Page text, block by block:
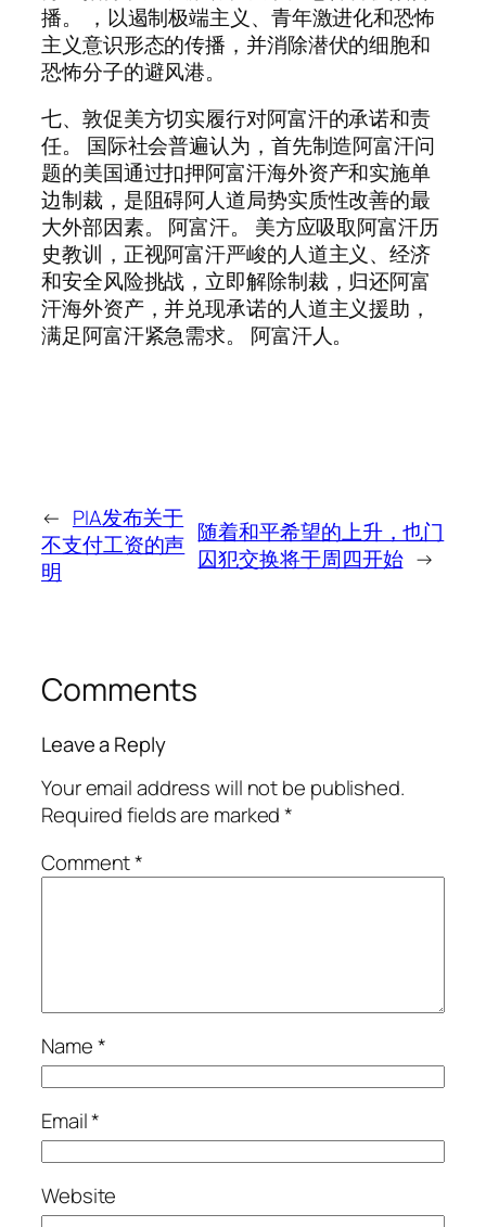
播。 ，以遏制极端主义、青年激进化和恐怖
主义意识形态的传播，并消除潜伏的细胞和
恐怖分子的避风港。
七、敦促美方切实履行对阿富汗的承诺和责
任。 国际社会普遍认为，首先制造阿富汗问
题的美国通过扣押阿富汗海外资产和实施单
边制裁，是阻碍阿人道局势实质性改善的最
大外部因素。 阿富汗。 美方应吸取阿富汗历
史教训，正视阿富汗严峻的人道主义、经济
和安全风险挑战，立即解除制裁，归还阿富
汗海外资产，并兑现承诺的人道主义援助，
满足阿富汗紧急需求。 阿富汗人。
← PIA发布关于
不支付工资的声
明
随着和平希望的上升，也门
囚犯交换将于周四开始 →
Comments
Leave a Reply
Your email address will not be published.
Required fields are marked*
Comment*
Name*
Email*
Website